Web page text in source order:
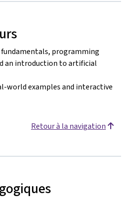
programming
an introduction to artificial
world examples and interactive
Retour à la navigation